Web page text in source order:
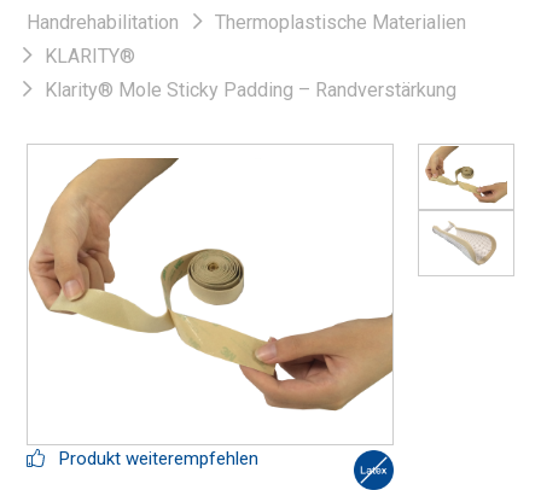
Handrehabilitation
Thermoplastische Materialien
KLARITY®
Klarity® Mole Sticky Padding – Randverstärkung
Produkt weiterempfehlen